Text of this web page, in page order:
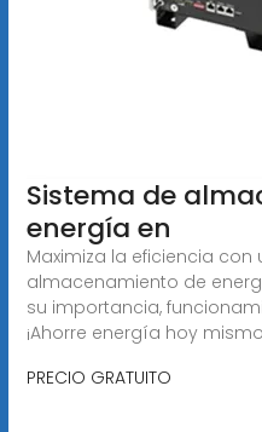
Sistema de
energía en
Maximiza la eficiencia con
almacenamiento de
su importancia,
¡Ahorre energía hoy
PRECIO GRATUITO